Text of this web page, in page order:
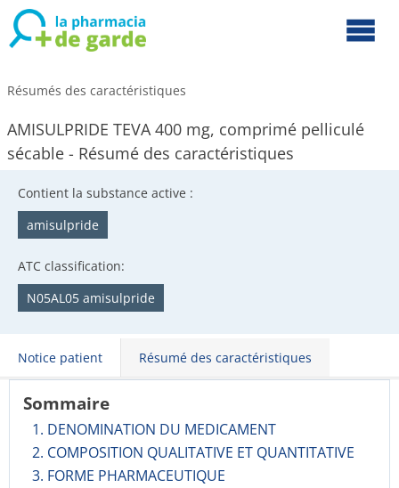
Résumés des caractéristiques
AMISULPRIDE TEVA 400 mg, comprimé pelliculé
sécable - Résumé des caractéristiques
Contient la substance active :
amisulpride
ATC classification:
N05AL05 amisulpride
Notice patient Résumé des caractéristiques
Sommaire
1. DENOMINATION DU MEDICAMENT
2. COMPOSITION QUALITATIVE ET QUANTITATIVE
3. FORME PHARMACEUTIQUE